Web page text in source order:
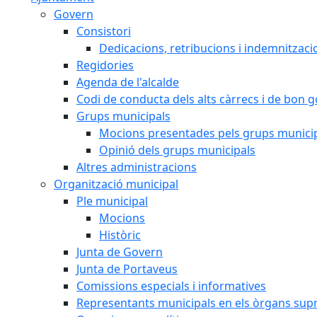
Govern
Consistori
Dedicacions, retribucions i
Regidories
Agenda de l'alcalde
Codi de conducta dels alts càrrecs i de bon
Grups municipals
Mocions presentades pels grups
Opinió dels grups municipals
Altres administracions
Organització municipal
Ple municipal
Mocions
Històric
Junta de Govern
Junta de Portaveus
Comissions especials i informatives
Representants municipals en els òrgans